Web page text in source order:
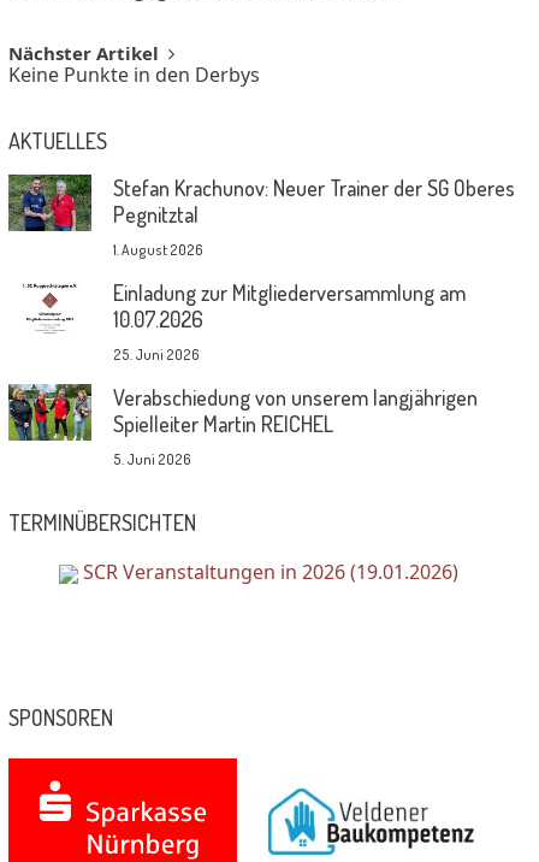
navigation
Nächster Artikel
Keine Punkte in den Derbys
AKTUELLES
Stefan Krachunov: Neuer Trainer der SG Oberes
Pegnitztal
1. August 2026
Einladung zur Mitgliederversammlung am
10.07.2026
25. Juni 2026
Verabschiedung von unserem langjährigen
Spielleiter Martin REICHEL
5. Juni 2026
TERMINÜBERSICHTEN
SCR Veranstaltungen in 2026 (19.01.2026)
SPONSOREN